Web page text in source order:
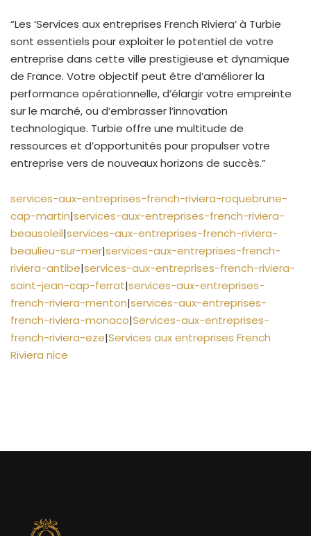
“Les ‘Services aux entreprises French Riviera’ à Turbie
sont essentiels pour exploiter le potentiel de votre
entreprise dans cette ville prestigieuse et dynamique
de France. Votre objectif peut être d’améliorer la
performance opérationnelle, d’élargir votre empreinte
sur le marché, ou d’embrasser l’innovation
technologique. Turbie offre une multitude de
ressources et d’opportunités pour propulser votre
entreprise vers de nouveaux horizons de succès.”
services-aux-entreprises-french-riviera-roquebrune-
cap-martin|services-aux-entreprises-french-riviera-
beausoleil|services-aux-entreprises-french-riviera-
beaulieu-sur-mer|services-aux-entreprises-french-
riviera-antibe|services-aux-entreprises-french-riviera-
saint-jean-cap-ferrat|services-aux-entreprises-
french-riviera-menton|services-aux-entreprises-
french-riviera-monaco|Services-aux-entreprises-
french-riviera-eze|Services aux entreprises French
Riviera nice